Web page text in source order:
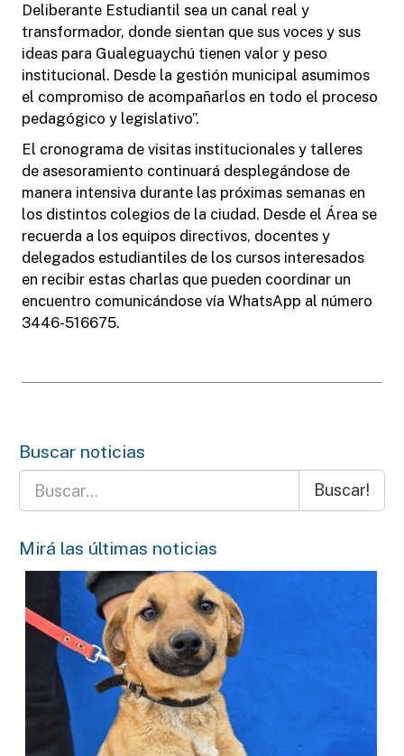
Deliberante Estudiantil sea un canal real y
transformador, donde sientan que sus voces y sus
ideas para Gualeguaychú tienen valor y peso
institucional. Desde la gestión municipal asumimos
el compromiso de acompañarlos en todo el proceso
pedagógico y legislativo”.
El cronograma de visitas institucionales y talleres
de asesoramiento continuará desplegándose de
manera intensiva durante las próximas semanas en
los distintos colegios de la ciudad. Desde el Área se
recuerda a los equipos directivos, docentes y
delegados estudiantiles de los cursos interesados
en recibir estas charlas que pueden coordinar un
encuentro comunicándose vía WhatsApp al número
3446-516675.
Buscar noticias
Buscar!
Mirá las últimas noticias